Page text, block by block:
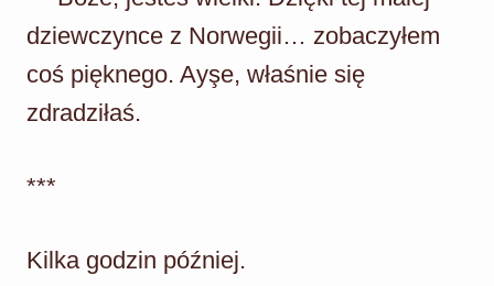
dziewczynce z Norwegii… zobaczyłem
coś pięknego. Ayşe, właśnie się
zdradziłaś.
***
Kilka godzin później.